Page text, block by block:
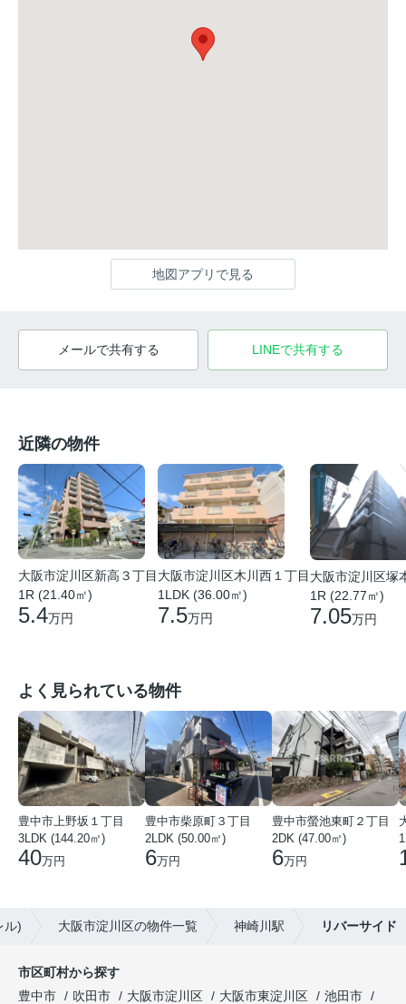
地図アプリで見る
メールで共有する LINEで共有する
近隣の物件
大阪市淀川区新高３丁目
1R (21.40㎡)
5.4万円
大阪市淀川区木川西１丁目
1LDK (36.00㎡)
7.5万円
大阪市淀川区塚
1R (22.77㎡)
7.05万円
よく見られている物件
豊中市上野坂１丁目
3LDK (144.20㎡)
40万円
豊中市柴原町３丁目
2LDK (50.00㎡)
6万円
豊中市螢池東町２丁目
2DK (47.00㎡)
6万円
ル) 大阪市淀川区の物件一覧 神崎川駅 リバーサイド
市区町村から探す
豊中市
吹田市 大阪市淀川区 大阪市東淀川区
池田市